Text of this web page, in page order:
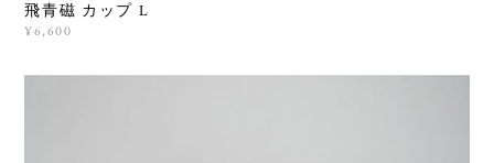
飛青磁 カップ L
¥6,600